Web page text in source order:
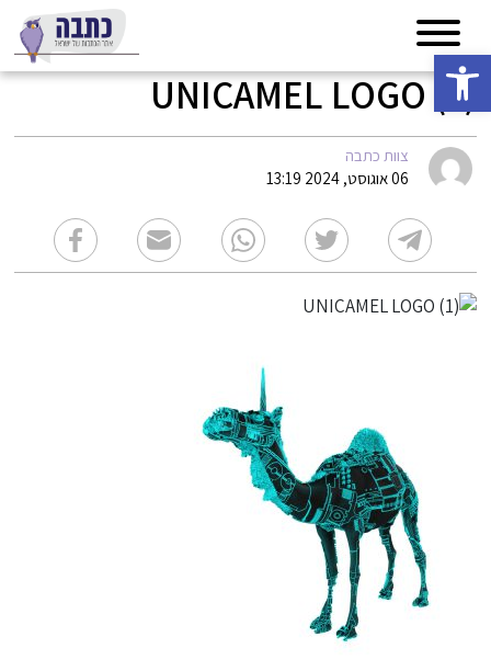
פתח סרגל נגישות
UNICAMEL LOGO (1)
צוות כתבה
06 אוגוסט, 2024 13:19